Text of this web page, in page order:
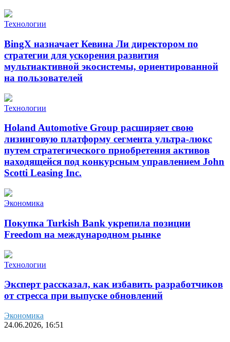
Технологии
BingX назначает Кевина Ли директором по
стратегии для ускорения развития
мультиактивной экосистемы, ориентированной
на пользователей
Технологии
Holand Automotive Group расширяет свою
лизинговую платформу сегмента ультра-люкс
путем стратегического приобретения активов
находящейся под конкурсным управлением John
Scotti Leasing Inc.
Экономика
Покупка Turkish Bank укрепила позиции
Freedom на международном рынке
Технологии
Эксперт рассказал, как избавить разработчиков
от стресса при выпуске обновлений
Экономика
24.06.2026, 16:51